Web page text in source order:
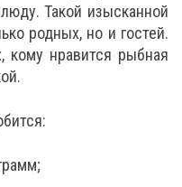
Такой изысканной
родных, но и гостей.
кому нравится рыбная